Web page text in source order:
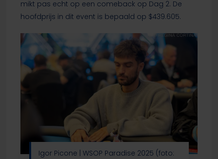
mikt pas echt op een comeback op Dag 2. De
hoofdprijs in dit event is bepaald op $439.605.
Igor Picone | WSOP Paradise 2025 (foto: